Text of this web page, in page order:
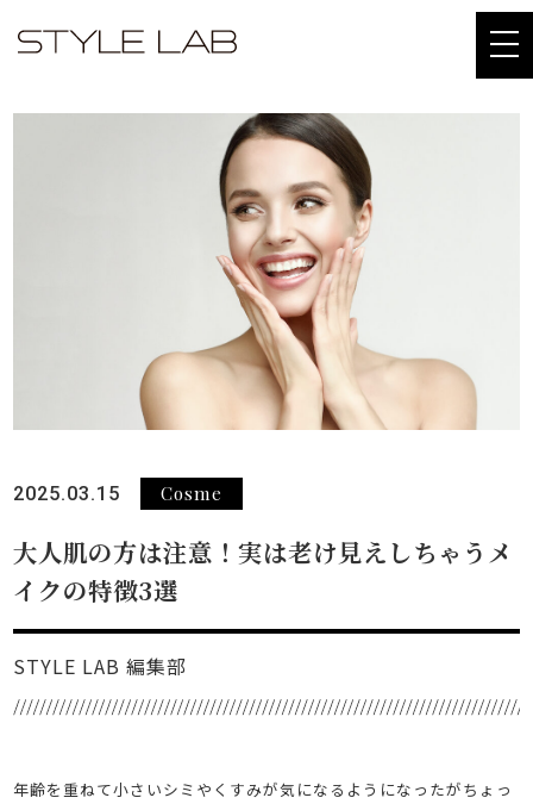
2025.03.15 Cosme
大人肌の方は注意！実は老け見えしちゃうメ
イクの特徴3選
STYLE LAB 編集部
年齢を重ねて小さいシミやくすみが気になるようになったがちょっ